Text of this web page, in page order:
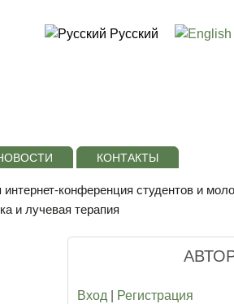
Русский
КОНТАКТЫ
интернет-конференция студентов и
и лучевая терапия
Вход Регистрация